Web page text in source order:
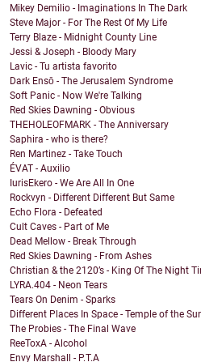
Mikey Demilio - Imaginations In The Dark
Steve Major - For The Rest Of My Life
Terry Blaze - Midnight County Line
Jessi & Joseph - Bloody Mary
Lavic - Tu artista favorito
Dark Ensō - The Jerusalem Syndrome
Soft Panic - Now We're Talking
Red Skies Dawning - Obvious
THEHOLEOFMARK - The Anniversary
Saphira - who is there?
Ren Martinez - Take Touch
ÉVAT - Auxilio
IurisEkero - We Are All In One
Rockvyn - Different Different But Same
Echo Flora - Defeated
Cult Caves - Part of Me
Dead Mellow - Break Through
Red Skies Dawning - From Ashes
Christian & the 2120’s - King Of The Night
LYRA.404 - Neon Tears
Tears On Denim - Sparks
Different Places In Space - Temple of the
The Probies - The Final Wave
ReeToxA - Alcohol
Envy Marshall - P.T.A